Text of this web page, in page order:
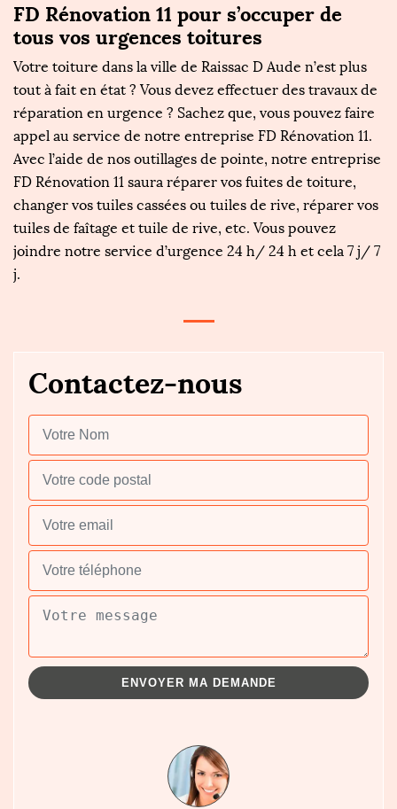
FD Rénovation 11 pour s’occuper de
tous vos urgences toitures
Votre toiture dans la ville de Raissac D Aude n’est plus
tout à fait en état ? Vous devez effectuer des travaux de
réparation en urgence ? Sachez que, vous pouvez faire
appel au service de notre entreprise FD Rénovation 11.
Avec l’aide de nos outillages de pointe, notre entreprise
FD Rénovation 11 saura réparer vos fuites de toiture,
changer vos tuiles cassées ou tuiles de rive, réparer vos
tuiles de faîtage et tuile de rive, etc. Vous pouvez
joindre notre service d’urgence 24 h/ 24 h et cela 7 j/ 7
j.
Contactez-nous